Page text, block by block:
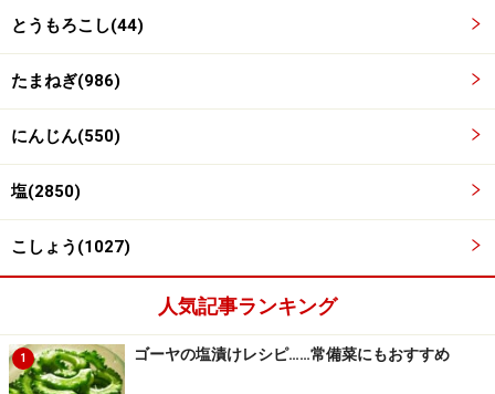
とうもろこし(44)
たまねぎ(986)
にんじん(550)
塩(2850)
こしょう(1027)
人気記事ランキング
1 ゴーヤの塩漬けレシピ……常備菜にもおすすめ